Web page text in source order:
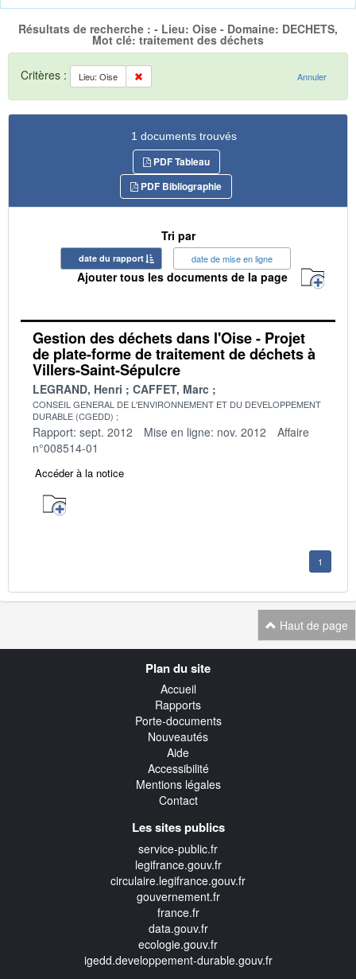
Résultats de recherche : - Lieu: Oise - Domaine: DECHETS,
Mot clé: traitement des déchets
Critères : Lieu: Oise Annuler
1 documents trouvés
PDF Tableau
PDF Bibliographie
Tri par
date du rapport date de mise en ligne
Ajouter tous les documents de la page
Gestion des déchets dans l'Oise - Projet
de plate-forme de traitement de déchets à
Villers-Saint-Sépulcre
LEGRAND, Henri CAFFET, Marc
CONSEIL GENERAL DE L'ENVIRONNEMENT ET DU DEVELOPPEMENT
DURABLE (CGEDD)
Rapport: sept. 2012 Mise en ligne: nov. 2012
Affaire
n°008514-01
Accéder à la notice
1
Haut de page
Plan du site
Accueil
Rapports
Porte-documents
Nouveautés
Aide
Accessibilité
Mentions légales
Contact
Les sites publics
service-public.fr
legifrance.gouv.fr
circulaire.legifrance.gouv.fr
gouvernement.fr
france.fr
data.gouv.fr
ecologie.gouv.fr
igedd.developpement-durable.gouv.fr